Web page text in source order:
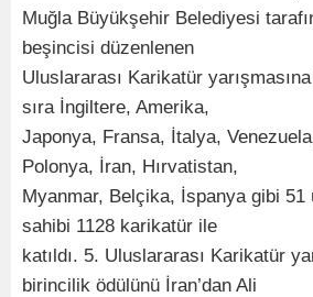
Muğla Büyükşehir Belediyesi
beşincisi düzenlenen
Uluslararası Karikatür
sıra İngiltere, Amerika,
Japonya, Fransa, İtalya,
Polonya, İran, Hırvatistan,
Myanmar, Belçika, İspanya gibi 51
sahibi 1128 karikatür ile
katıldı. 5. Uluslararası Karikatür
birincilik ödülünü İran’dan Ali